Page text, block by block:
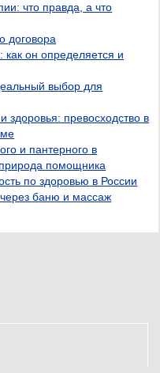
что правда, а что
договора
как он определяется и
выбор для
здоровья: превосходство в
и пантерного в
помощника
по здоровью в России
баню и массаж